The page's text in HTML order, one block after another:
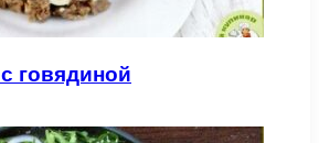
говядиной